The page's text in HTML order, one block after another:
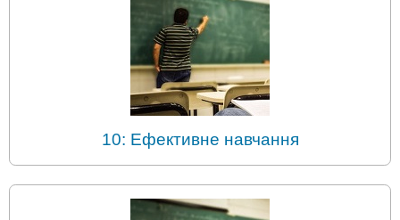
10: Ефективне навчання